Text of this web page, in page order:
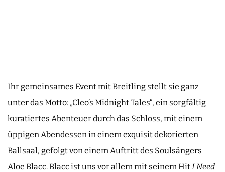
Ihr gemeinsames Event mit Breitling stellt sie ganz
unter das Motto: „Cleo’s Midnight Tales“, ein sorgfältig
kuratiertes Abenteuer durch das Schloss, mit einem
üppigen Abendessen in einem exquisit dekorierten
Ballsaal, gefolgt von einem Auftritt des Soulsängers
Aloe Blacc. Blacc ist uns vor allem mit seinem Hit I Need